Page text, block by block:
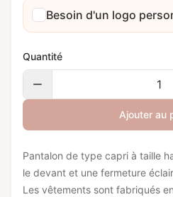
Besoin d'un logo
Quantité
Ajouter au
Pantalon de type capri à taille
le devant et une fermeture
Les vêtements sont fabriqués